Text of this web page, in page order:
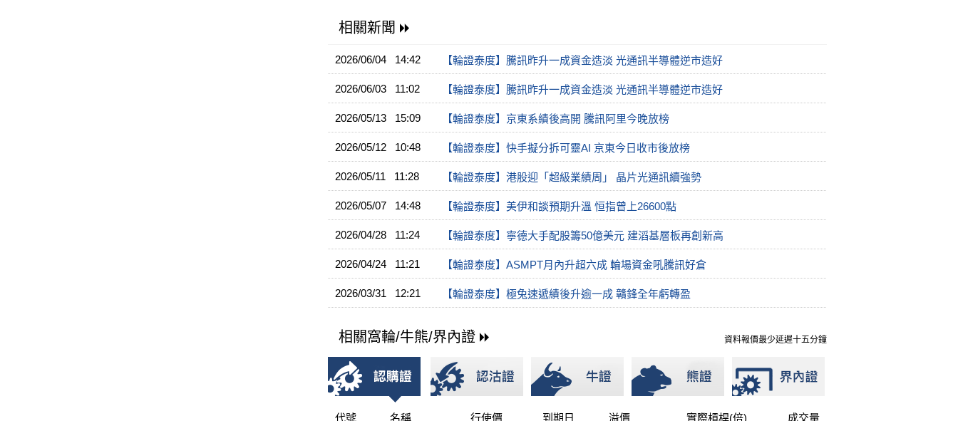
相關新聞
2026/06/04 14:42 【輪證泰度】騰訊昨升一成資金造淡 光通訊半導體逆市造好
2026/06/03 11:02 【輪證泰度】騰訊昨升一成資金造淡 光通訊半導體逆市造好
2026/05/13 15:09 【輪證泰度】京東系績後高開 騰訊阿里今晚放榜
2026/05/12 10:48 【輪證泰度】快手擬分拆可靈AI 京東今日收市後放榜
2026/05/11 11:28 【輪證泰度】港股迎「超級業績周」 晶片光通訊續強勢
2026/05/07 14:48 【輪證泰度】美伊和談預期升溫 恒指曾上26600點
2026/04/28 11:24 【輪證泰度】寧德大手配股籌50億美元 建滔基層板再創新高
2026/04/24 11:21 【輪證泰度】ASMPT月內升超六成 輪場資金吼騰訊好倉
2026/03/31 12:21 【輪證泰度】極兔速遞績後升逾一成 贛鋒全年虧轉盈
資料報價最少延遲十五分鐘
相關窩輪/牛熊/界內證
代號 名稱 行使價 到期日 溢價 實際槓桿(倍) 成交量